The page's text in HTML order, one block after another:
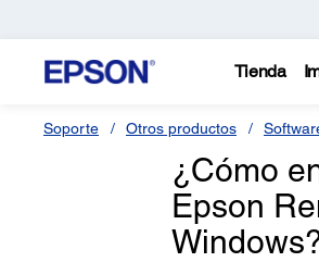
Tienda
Soporte Otros productos
¿Cómo
Epson